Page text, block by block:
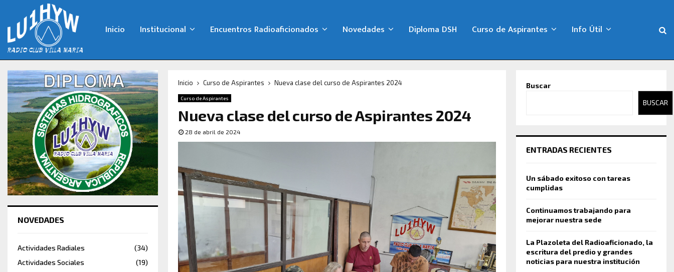
Inicio Institucional Encuentros Radioaficionados Novedades Diploma DSH Curso de Aspirantes Info Útil
Inicio Curso de Aspirantes Nueva clase del curso de Aspirantes 2024
Curso de Aspirantes
Nueva clase del curso de Aspirantes 2024
28 de abril de 2024
NOVEDADES
Actividades Radiales
(34)
Actividades Sociales
(19)
Buscar
BUSCAR
ENTRADAS RECIENTES
Un sábado exitoso con tareas
cumplidas
Continuamos trabajando para
mejorar nuestra sede
La Plazoleta del Radioaficionado, la
escritura del predio y grandes
noticias para nuestra institución